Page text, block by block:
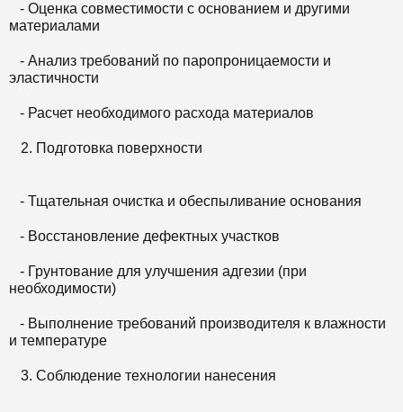
- Оценка совместимости с основанием и другими
материалами
- Анализ требований по паропроницаемости и
эластичности
- Расчет необходимого расхода материалов
Подготовка поверхности
- Тщательная очистка и обеспыливание основания
- Восстановление дефектных участков
- Грунтование для улучшения адгезии (при
необходимости)
- Выполнение требований производителя к влажности
и температуре
Соблюдение технологии нанесения